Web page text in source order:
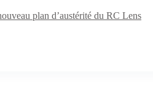
plan d’austérité du RC Lens